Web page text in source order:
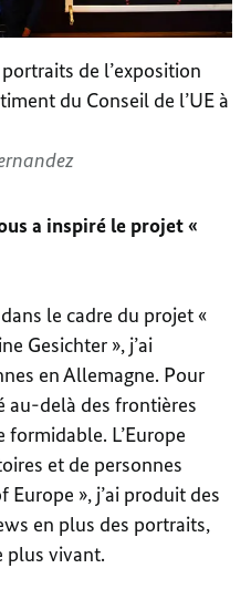
de l’exposition
du Conseil de l’UE à
a inspiré le projet «
le cadre du projet «
Gesichter », j’ai
en Allemagne. Pour
au-delà des frontières
L’Europe
et de personnes
Europe », j’ai produit des
en plus des portraits,
plus vivant.